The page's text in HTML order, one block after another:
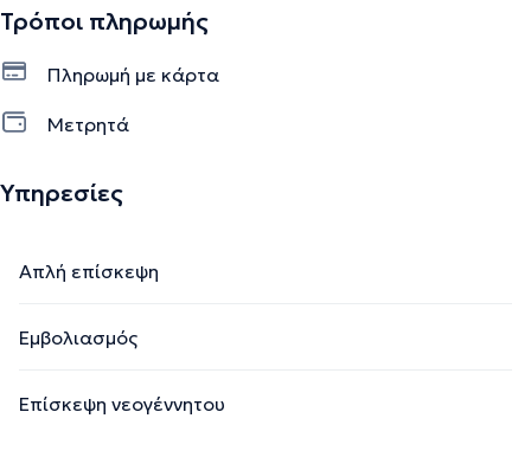
Τρόποι πληρωμής
Πληρωμή με κάρτα
Μετρητά
Υπηρεσίες
Απλή επίσκεψη
Εμβολιασμός
Επίσκεψη νεογέννητου